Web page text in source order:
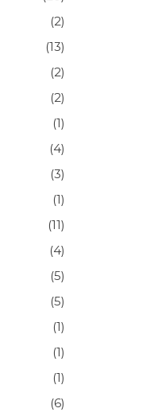
(2)
(13)
(2)
(2)
(1)
(4)
(3)
(1)
(11)
(4)
(5)
(5)
(1)
(1)
(1)
(6)